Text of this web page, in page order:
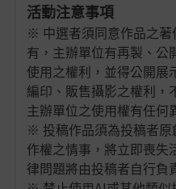
活動注意事項
※ 中選者須同意作品之
有，主辦單位有再製、公
使用之權利，並得公開展
編印、販售攝影之權利，
主辦單位之使用權有任何
※ 投稿作品須為投稿者
作權之情事，將立即喪失
律問題將由投稿者自行負